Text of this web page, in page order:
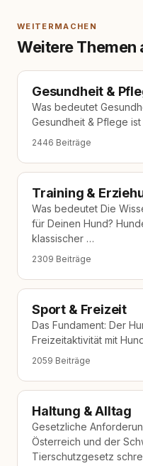
WEITERMACHEN
Weitere
Gesundheit &
Was bedeutet
Gesundheit & Pflege
2446 Beiträge
Training &
Was bedeutet Die
für Deinen Hund?
klassischer …
2309 Beiträge
Sport & Freizeit
Das Fundament: Der
Freizeitaktivität mit
2059 Beiträge
Haltung & Alltag
Gesetzliche
Österreich und der
Tierschutzgesetz